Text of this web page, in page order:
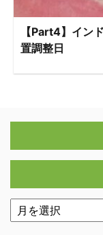
【Part4】イン
置調整日